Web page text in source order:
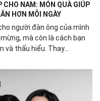
CHO NAM: MÓN QUÀ GIÚP
HƠN MỖI NGÀY
người đàn ông của mình
mà còn là cách bạn
thấu hiểu. Thay...